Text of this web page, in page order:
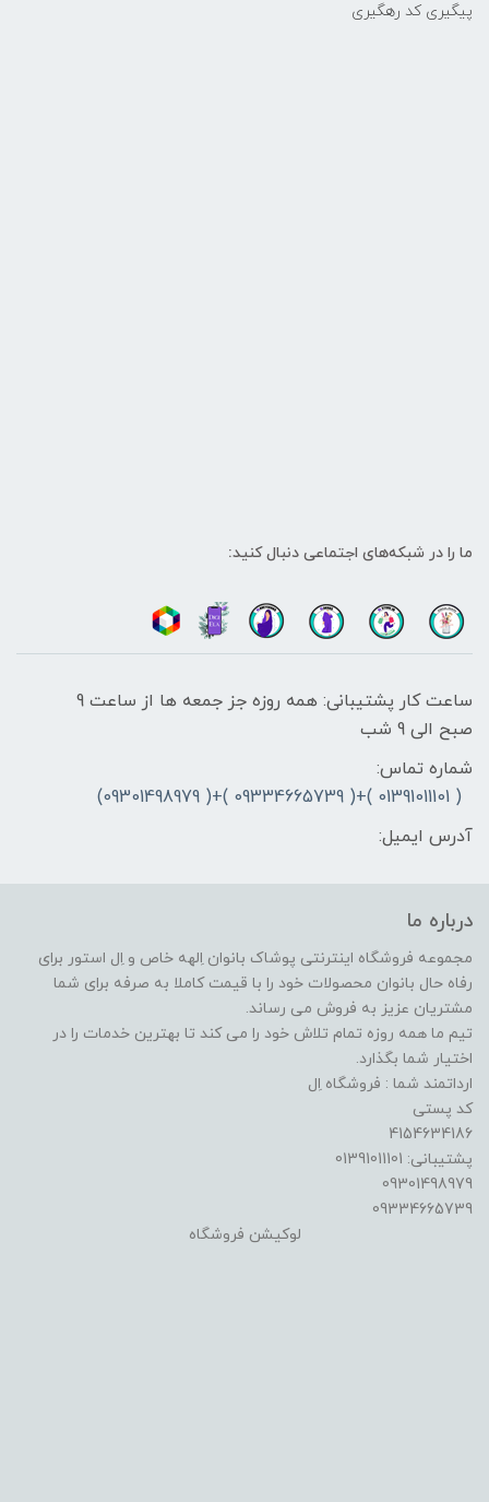
پیگیری کد رهگیری
ما را در شبکه‌های اجتماعی دنبال کنید:
ساعت کار پشتیبانی: همه روزه جز جمعه ها از ساعت 9
صبح الی 9 شب
شماره تماس:
( 01391011101 )+( 09334665739 )+( 09301498979)
آدرس ایمیل:
درباره ما
مجموعه فروشگاه اینترنتی پوشاک بانوان اِلهه خاص و اِل استور برای
رفاه حال بانوان محصولات خود را با قیمت کاملا به صرفه برای شما
مشتریان عزیز به فروش می رساند.
تیم ما همه روزه تمام تلاش خود را می کند تا بهترین خدمات را در
اختیار شما بگذارد.
ارداتمند شما : فروشگاه اِل
کد پستی
4154634186
پشتیبانی: 01391011101
09301498979
09334665739
لوکیشن فروشگاه